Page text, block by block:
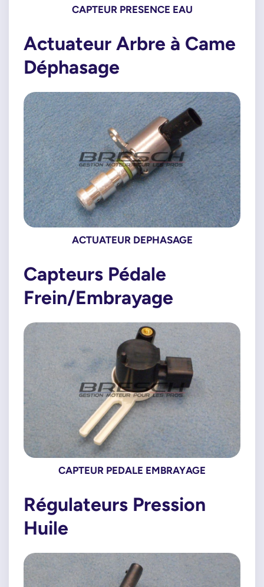
CAPTEUR PRESENCE EAU
Actuateur Arbre à Came
Déphasage
ACTUATEUR DEPHASAGE
Capteurs Pédale
Frein/Embrayage
CAPTEUR PEDALE EMBRAYAGE
Régulateurs Pression
Huile